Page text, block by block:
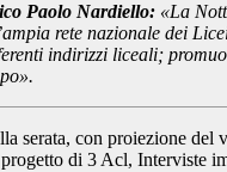
Paolo Nardiello: «La
rete nazionale dei
indirizzi liceali;
serata, con proiezione
di 3 Acl, Interviste